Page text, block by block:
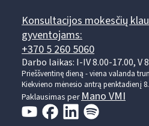
Konsultacijos mokesčių
gyventojams:
+370 5 260 5060
Darbo laikas: I-IV 8.00-17.00, V
Prieššventinę dieną - viena valanda
Kiekvieno mėnesio antrą penktadienį
Paklausimas per Mano VMI